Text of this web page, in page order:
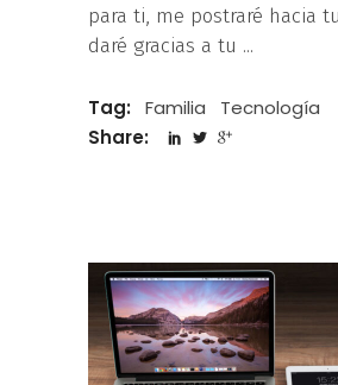
para ti, me postraré hacia
daré gracias a tu
Tag: Familia
Tecnología
Share: